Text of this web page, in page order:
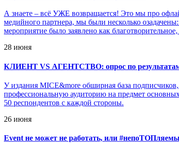
А знаете – всё УЖЕ возвращается! Это мы про
медийного партнера, мы были несколько
мероприятие было заявлено как
28 июня
КЛИЕНТ VS АГЕНТСТВО: опрос по результатам
У издания MICE&more обширная база
профессиональную аудиторию на предмет
50 респондентов с каждой стороны.
26 июня
Event не может не работать, или